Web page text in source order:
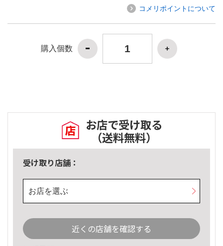
コメリポイントについて
購入個数
お店で受け取る
（送料無料）
受け取り店舗：
お店を選ぶ
近くの店舗を確認する